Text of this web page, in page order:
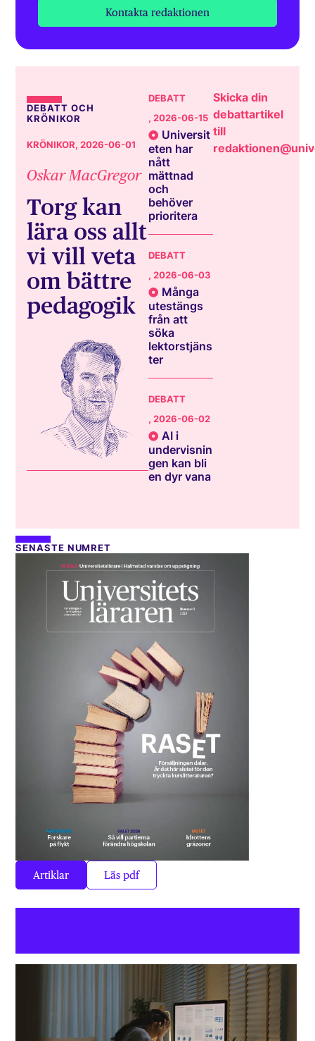
Kontakta redaktionen
DEBATT OCH
KRÖNIKOR
KRÖNIKOR, 2026-06-01
Oskar MacGregor
Torg kan
lära oss allt
vi vill veta
om bättre
pedagogik
DEBATT
, 2026-06-15
Universit
eten har
nått
mättnad
och
behöver
prioritera
DEBATT
, 2026-06-03
Många
utestängs
från att
söka
lektorstjäns
ter
DEBATT
, 2026-06-02
AI i
undervisnin
gen kan bli
en dyr vana
Skicka din
debattartikel
till
SENASTE NUMRET
Artiklar Läs pdf